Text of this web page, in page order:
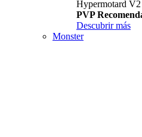
Hypermotard V2
PVP
Descubrir más
Monster